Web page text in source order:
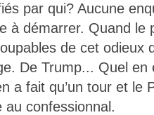
par qui? Aucune
à démarrer. Quand le
de cet odieux
De Trump... Quel en
a fait qu’un tour et le
confessionnal.